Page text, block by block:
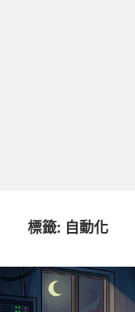
標籤: 自動化